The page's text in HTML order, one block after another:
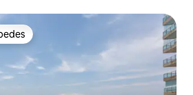
dos hóspedes